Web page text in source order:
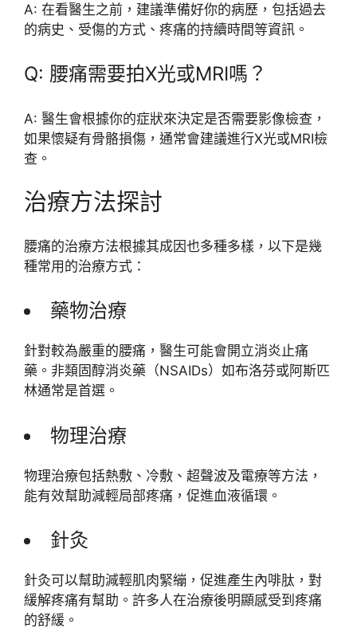
A: 在看醫生之前，建議準備好你的病歷，包括過去
的病史、受傷的方式、疼痛的持續時間等資訊。
Q: 腰痛需要拍X光或MRI嗎？
A: 醫生會根據你的症狀來決定是否需要影像檢查，
如果懷疑有骨骼損傷，通常會建議進行X光或MRI檢
查。
治療方法探討
腰痛的治療方法根據其成因也多種多樣，以下是幾
種常用的治療方式：
藥物治療
針對較為嚴重的腰痛，醫生可能會開立消炎止痛
藥。非類固醇消炎藥（NSAIDs）如布洛芬或阿斯匹
林通常是首選。
物理治療
物理治療包括熱敷、冷敷、超聲波及電療等方法，
能有效幫助減輕局部疼痛，促進血液循環。
針灸
針灸可以幫助減輕肌肉緊繃，促進產生內啡肽，對
緩解疼痛有幫助。許多人在治療後明顯感受到疼痛
的舒緩。